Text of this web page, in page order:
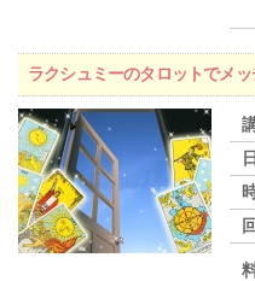
ラクシュミーのタロットでメ